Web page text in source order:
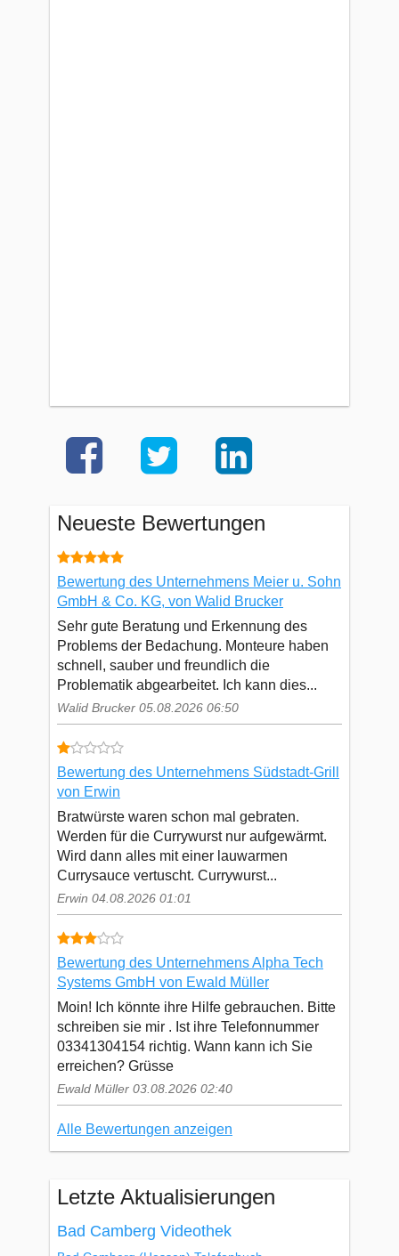
Neueste Bewertungen
Bewertung des Unternehmens Meier u. Sohn
GmbH & Co. KG, von Walid Brucker
Sehr gute Beratung und Erkennung des
Problems der Bedachung. Monteure haben
schnell, sauber und freundlich die
Problematik abgearbeitet. Ich kann dies...
Walid Brucker 05.08.2026 06:50
Bewertung des Unternehmens Südstadt-Grill
von Erwin
Bratwürste waren schon mal gebraten.
Werden für die Currywurst nur aufgewärmt.
Wird dann alles mit einer lauwarmen
Currysauce vertuscht. Currywurst...
Erwin 04.08.2026 01:01
Bewertung des Unternehmens Alpha Tech
Systems GmbH von Ewald Müller
Moin! Ich könnte ihre Hilfe gebrauchen. Bitte
schreiben sie mir . Ist ihre Telefonnummer
03341304154 richtig. Wann kann ich Sie
erreichen? Grüsse
Ewald Müller 03.08.2026 02:40
Alle Bewertungen anzeigen
Letzte Aktualisierungen
Bad Camberg Videothek